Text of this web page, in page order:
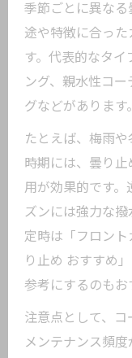
季節ごとに異な
途や特徴に合っ
す。代表的なタイ
ング、親水性コ
グなどがあります。
たとえば、梅雨
時期には、曇り
用が効果的です
ズンには強力な
定時は「フロン
り止め おすすめ
参考にするのもお
注意点として、コ
メンテナンス頻